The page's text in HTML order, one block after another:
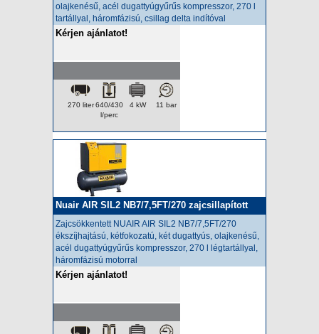
olajkenésű, acél dugattyúgyűrűs kompresszor, 270 l
tartállyal, háromfázisú, csillag delta indítóval
Kérjen ajánlatot!
11 bar
4 kW
640/430
l/perc
270 liter
Nuair AIR SIL2 NB7/7,5FT/270 zajcsillapított
kompresszor
Zajcsökkentett NUAIR AIR SIL2 NB7/7,5FT/270
ékszíjhajtású, kétfokozatú, két dugattyús, olajkenésű,
acél dugattyúgyűrűs kompresszor, 270 l légtartállyal,
háromfázisú motorral
Kérjen ajánlatot!